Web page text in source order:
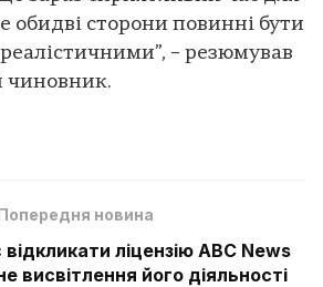
обидві сторони повинні бути
– резюмував
чиновник.
новина
ліцензію ABC News
висвітлення його діяльності